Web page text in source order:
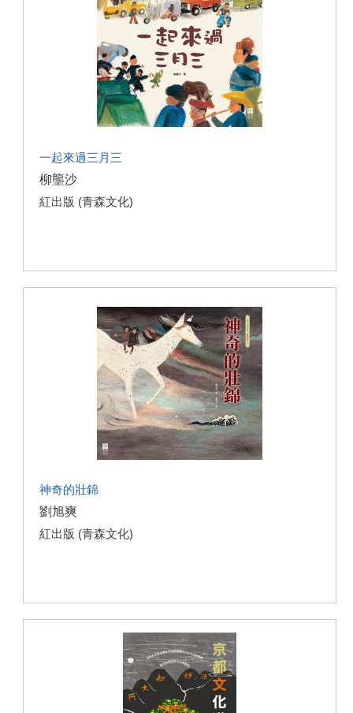
一起來過三月三
柳壟沙
紅出版 (青森文化)
神奇的壯錦
劉旭爽
紅出版 (青森文化)